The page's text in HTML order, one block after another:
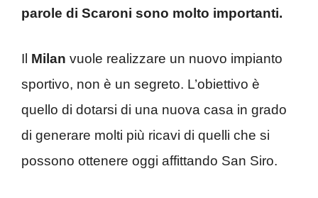
parole di Scaroni sono molto importanti.
Il Milan vuole realizzare un nuovo impianto
sportivo, non è un segreto. L’obiettivo è
quello di dotarsi di una nuova casa in grado
di generare molti più ricavi di quelli che si
possono ottenere oggi affittando San Siro.